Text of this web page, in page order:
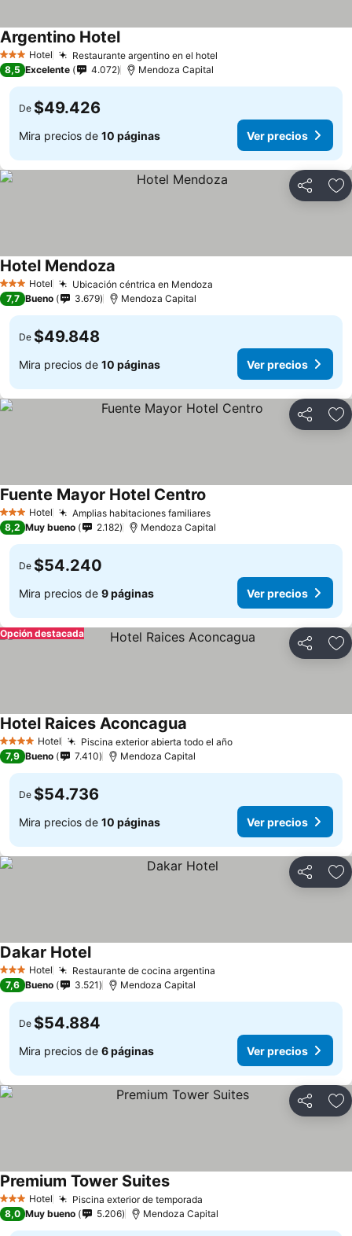
3 Estrellas
Hotel Restaurante argentino en el hotel
Argentino HotelVer precios
8,5 Excelente 4.072 Mendoza Capital
De $49.426
Mira precios de 10 páginas Ver precios
Compartir
3 Estrellas
Hotel Ubicación céntrica en Mendoza
Hotel Mendoza
7,7 Bueno 3.679 Mendoza Capital
De $49.848
Mira precios de 10 páginas Ver precios
Compartir
3 Estrellas
Hotel Amplias habitaciones familiaresVer precios
Fuente Mayor Hotel Centro
8,2 Muy bueno 2.182 Mendoza Capital
De $54.240
Mira precios de 9 páginas Ver precios
Compartir
Opción destacada
4 EstrellasHotel Piscina exterior abierta todo el añoVer precios
Hotel Raices Aconcagua
7,9 Bueno 7.410 Mendoza Capital
De $54.736
Mira precios de 10 páginas Ver precios
Compartir
3 Estrellas
Hotel Restaurante de cocina argentina
Dakar HotelVer precios
7,6 Bueno 3.521 Mendoza Capital
De $54.884
Mira precios de 6 páginas Ver precios
Compartir
3 Estrellas
Hotel Piscina exterior de temporada
Premium Tower SuitesVer precios
8,0 Muy bueno 5.206 Mendoza Capital